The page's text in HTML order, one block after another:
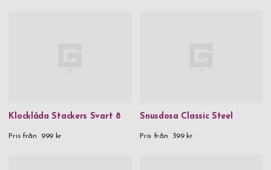
Klocklåda Stackers Svart 8
Pris från 999 kr
Snusdosa Classic Steel
Pris från 399 kr